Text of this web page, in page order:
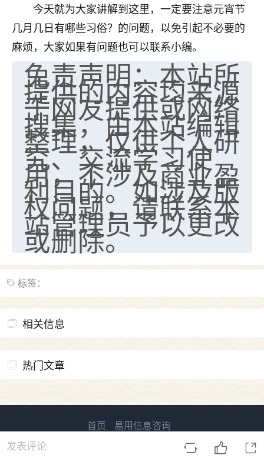
今天就为大家讲解到这里，一定要注意元宵节
几月几日有哪些习俗？的问题，以免引起不必要的
麻烦，大家如果有问题也可以联系小编。
免责声明：本站所
提供的内容均来源
于网友提供或网络
搜集，由本站编辑
整理，仅供个人研
究、交流学习使
用，不涉及商业盈
利目的。如涉及版
权问题，请联系本
站管理员予以更改
或删除。
标签：
相关信息
热门文章
发表评论
首页 易用信息咨询
鲁ICP备2023027138号-2